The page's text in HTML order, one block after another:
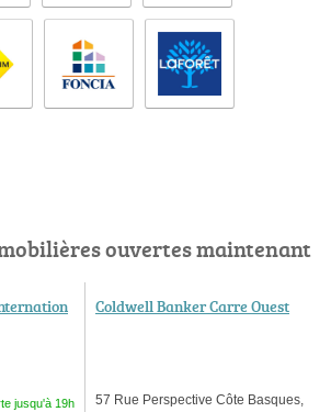
ouvertes maintenant
jusqu'à 19h
Coldwell Banker Carre Ouest
57 Rue Perspective Côte Basques,